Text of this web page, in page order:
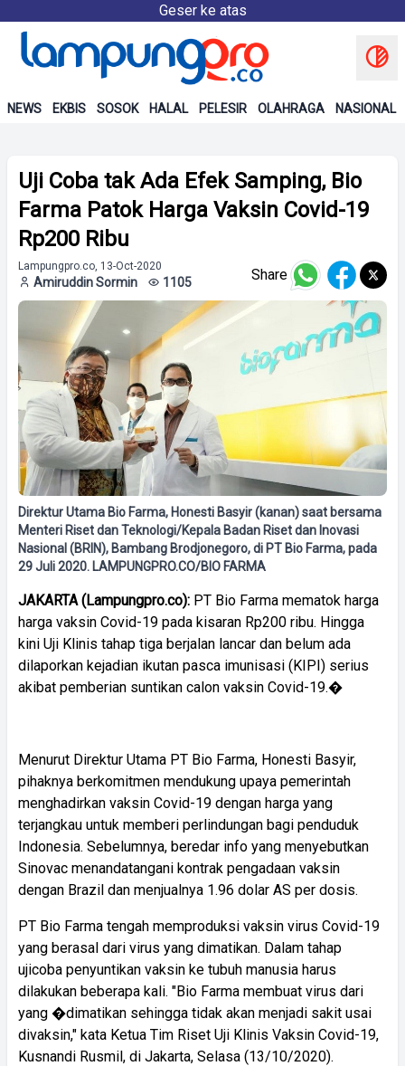
Geser ke atas
NEWS EKBIS SOSOK HALAL PELESIR OLAHRAGA NASIONAL
Uji Coba tak Ada Efek Samping, Bio
Farma Patok Harga Vaksin Covid-19
Rp200 Ribu
Lampungpro.co, 13-Oct-2020
Amiruddin Sormin 1105 Share
Direktur Utama Bio Farma, Honesti Basyir (kanan) saat bersama
Menteri Riset dan Teknologi/Kepala Badan Riset dan Inovasi
Nasional (BRIN), Bambang Brodjonegoro, di PT Bio Farma, pada
29 Juli 2020. LAMPUNGPRO.CO/BIO FARMA
JAKARTA (Lampungpro.co): PT Bio Farma mematok harga
harga vaksin Covid-19 pada kisaran Rp200 ribu. Hingga
kini Uji Klinis tahap tiga berjalan lancar dan belum ada
dilaporkan kejadian ikutan pasca imunisasi (KIPI) serius
akibat pemberian suntikan calon vaksin Covid-19.�
Menurut Direktur Utama PT Bio Farma, Honesti Basyir,
pihaknya berkomitmen mendukung upaya pemerintah
menghadirkan vaksin Covid-19 dengan harga yang
terjangkau untuk memberi perlindungan bagi penduduk
Indonesia. Sebelumnya, beredar info yang menyebutkan
Sinovac menandatangani kontrak pengadaan vaksin
dengan Brazil dan menjualnya 1.96 dolar AS per dosis.
PT Bio Farma tengah memproduksi vaksin virus Covid-19
yang berasal dari virus yang dimatikan. Dalam tahap
ujicoba penyuntikan vaksin ke tubuh manusia harus
dilakukan beberapa kali. "Bio Farma membuat virus dari
yang �dimatikan sehingga tidak akan menjadi sakit usai
divaksin," kata Ketua Tim Riset Uji Klinis Vaksin Covid-19,
Kusnandi Rusmil, di Jakarta, Selasa (13/10/2020).